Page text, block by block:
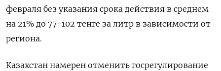
февраля без указания срока действия в среднем
на 21% до 77-102 тенге за литр в зависимости от
региона.
Казахстан намерен отменить госрегулирование